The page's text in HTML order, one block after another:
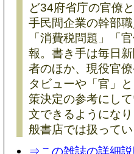
ど34府省庁の官僚
手民間企業の幹部
「消費税問題」「
報。書き手は毎日
者のほか、現役官
タビューや「官」
策決定の参考にし
文できるようにな
般書店では扱って
⇒この雑誌の詳細